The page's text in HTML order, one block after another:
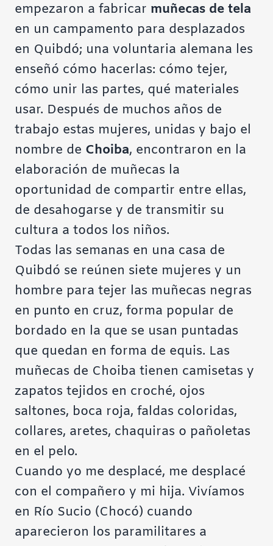
empezaron a fabricar muñecas de tela
en un campamento para desplazados
en Quibdó; una voluntaria alemana les
enseñó cómo hacerlas: cómo tejer,
cómo unir las partes, qué materiales
usar. Después de muchos años de
trabajo estas mujeres, unidas y bajo el
nombre de Choiba, encontraron en la
elaboración de muñecas la
oportunidad de compartir entre ellas,
de desahogarse y de transmitir su
cultura a todos los niños.
Todas las semanas en una casa de
Quibdó se reúnen siete mujeres y un
hombre para tejer las muñecas negras
en punto en cruz, forma popular de
bordado en la que se usan puntadas
que quedan en forma de equis. Las
muñecas de Choiba tienen camisetas y
zapatos tejidos en croché, ojos
saltones, boca roja, faldas coloridas,
collares, aretes, chaquiras o pañoletas
en el pelo.
Cuando yo me desplacé, me desplacé
con el compañero y mi hija. Vivíamos
en Río Sucio (Chocó) cuando
aparecieron los paramilitares a